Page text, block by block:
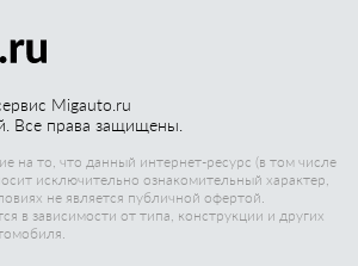
Migauto.ru
Все права защищены.
на то, что данный интернет-ресурс (в том числе
исключительно ознакомительный характер,
не является публичной офертой.
в зависимости от типа, конструкции и других